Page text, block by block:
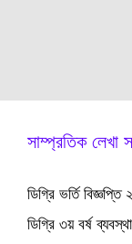
সাম্প্রতিক লেখা
ডিগ্রি ভর্তি
ডিগ্রি ৩য় বর্ষ